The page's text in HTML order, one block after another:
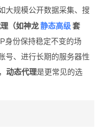
大规模公开数据采集、搜
（如神龙静态高级套
身份保持稳定不变的场
号、进行长期的服务器性
动态代理是更常见的选